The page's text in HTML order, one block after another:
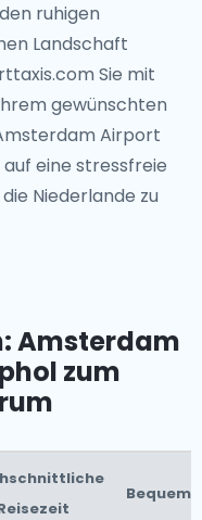
ruhigen
Landschaft
Sie mit
gewünschten
Airport
auf eine stressfreie
Niederlande zu
Amsterdam
zum